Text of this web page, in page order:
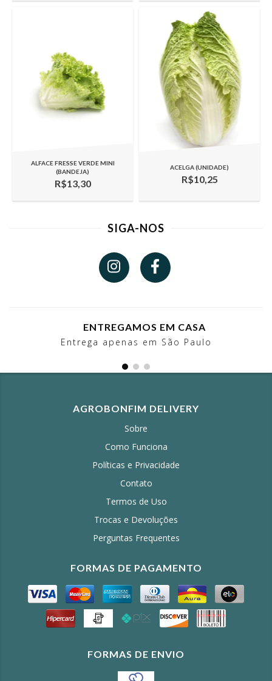
ALFACE FRESSE VERDE MINI
(BANDEJA)
R$13,30
ACELGA (UNIDADE)
R$10,25
SIGA-NOS
ENTREGAMOS EM CASA
Entrega apenas em São Paulo
AGROBONFIM DELIVERY
Sobre
Como Funciona
Políticas e Privacidade
Contato
Termos de Uso
Trocas e Devoluções
Perguntas Frequentes
FORMAS DE PAGAMENTO
FORMAS DE ENVIO